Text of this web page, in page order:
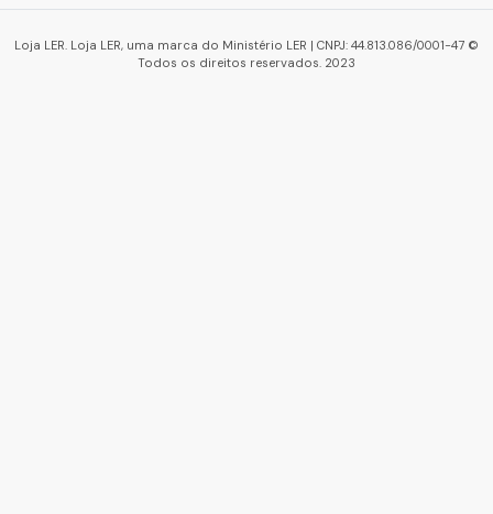
Loja LER. Loja LER, uma marca do Ministério LER | CNPJ: 44.813.086/0001-47 ©
Todos os direitos reservados. 2023